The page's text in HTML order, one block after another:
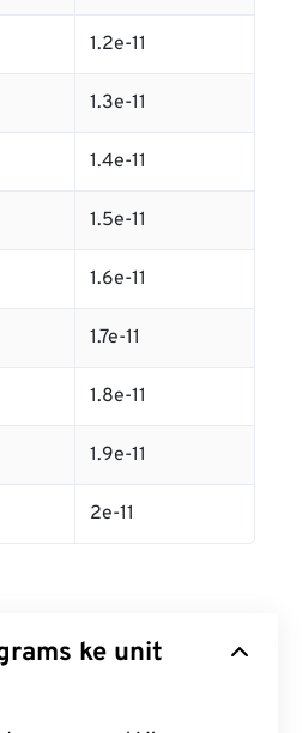
1.2e-11
1.3e-11
1.4e-11
1.5e-11
1.6e-11
1.7e-11
1.8e-11
1.9e-11
2e-11
ke unit